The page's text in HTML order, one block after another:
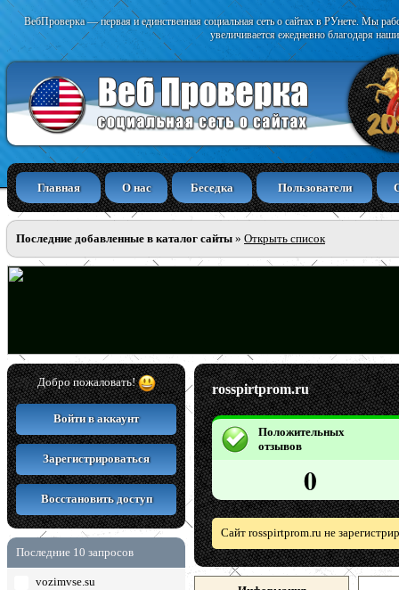
ВебПроверка — первая и единственная социальная сеть о сайтах в РУнете. Мы
увеличивается ежедневно благодаря
Главная О нас Беседка Пользователи
Последние добавленные в каталог сайты » Открыть список
Добро пожаловать!
Войти в аккаунт
Зарегистрироваться
Восстановить доступ
Последние 10 запросов
vozimvse.su
rosspirtprom.ru
Положительных
отзывов
0
Сайт rosspirtprom.ru не